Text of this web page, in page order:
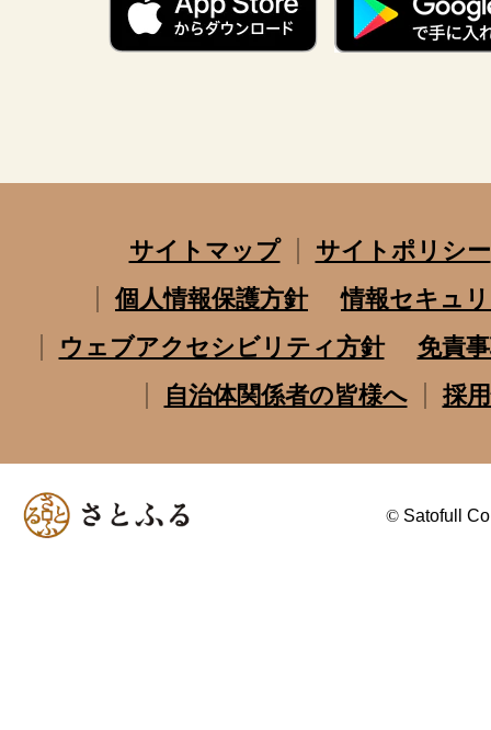
サイトマップ
サイトポリシー
個人情報保護方針
情報セキュ
ウェブアクセシビリティ方針
免責
自治体関係者の皆様へ
採
© Satofull